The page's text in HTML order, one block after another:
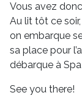
Vous avez
Au lit tôt ce
on embarque
sa place pour
débarque à
See you there!